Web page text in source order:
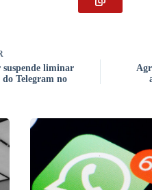
suspende liminar
Telegram no